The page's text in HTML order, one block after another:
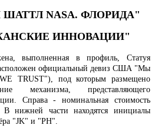
NASA. ФЛОРИДА"
ИННОВАЦИИ"
выполненная в профиль, Статуя
официальный девиз США "Мы
TRUST"), под которым размещено
механизма, представляющего
Справа - номинальная стоимость
нижней части находятся инициалы
"JK" и "PH".